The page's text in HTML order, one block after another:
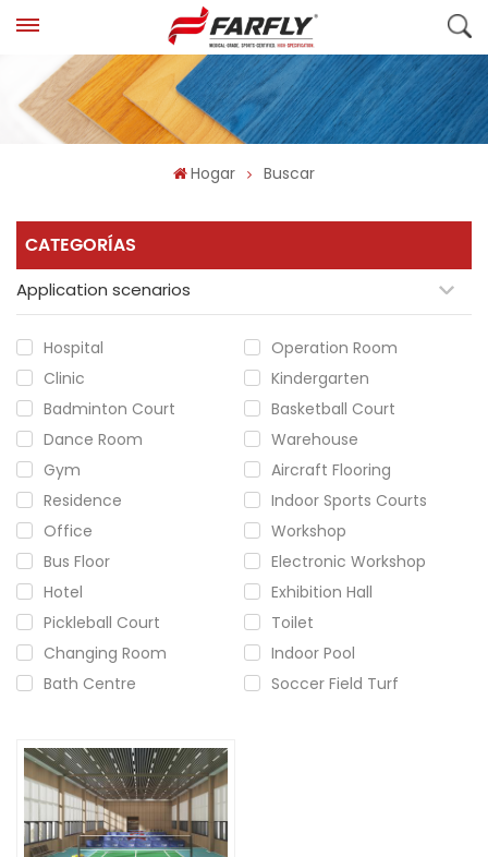
Hogar Buscar
CATEGORÍAS
Application scenarios
Hospital
Operation Room
Clinic
Kindergarten
Badminton Court
Basketball Court
Dance Room
Warehouse
Gym
Aircraft Flooring
Residence
Indoor Sports Courts
Office
Workshop
Bus Floor
Electronic Workshop
Hotel
Exhibition Hall
Pickleball Court
Toilet
Changing Room
Indoor Pool
Bath Centre
Soccer Field Turf